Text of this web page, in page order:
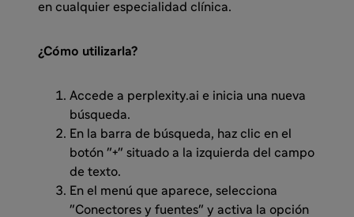
en cualquier especialidad clínica.
¿Cómo utilizarla?
Accede a perplexity.ai e inicia una nueva
búsqueda.
En la barra de búsqueda, haz clic en el
botón "+" situado a la izquierda del campo
de texto.
En el menú que aparece, selecciona
"Conectores y fuentes" y activa la opción